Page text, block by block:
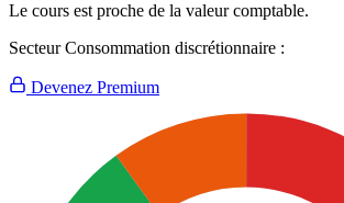
Le cours est proche de la valeur comptable.
Secteur Consommation discrétionnaire :
Devenez Premium